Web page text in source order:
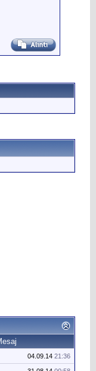
04.09.14 21:36